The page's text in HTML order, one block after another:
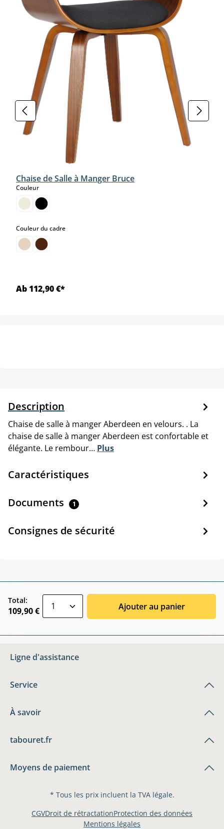
Chaise de Salle à Manger Bruce
Couleurselect
Couleur du cadreselect
Ab 112,90 €*
Description
Chaise de salle à manger Aberdeen en velours. . La
chaise de salle à manger Aberdeen est confortable et
élégante. Le rembour… Plus
Caractéristiques
Documents 1
Consignes de sécurité
Total:
109,90 € Ajouter au panier
Ligne d'assistance
Service
À savoir
tabouret.fr
Moyens de paiement
* Tous les prix incluent la TVA légale.
CGVDroit de rétractationProtection des données
Mentions légales